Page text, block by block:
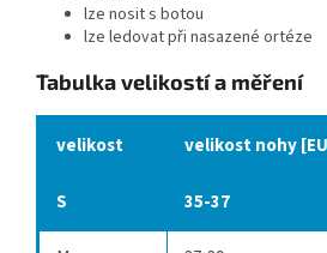
lze nosit s botou
lze ledovat při nasazené ortéze
Tabulka velikostí a měření
velikost velikost nohy
S 35-37